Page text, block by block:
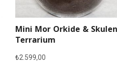
Mini Mor Orkide &
Terrarium
₺2.599,00